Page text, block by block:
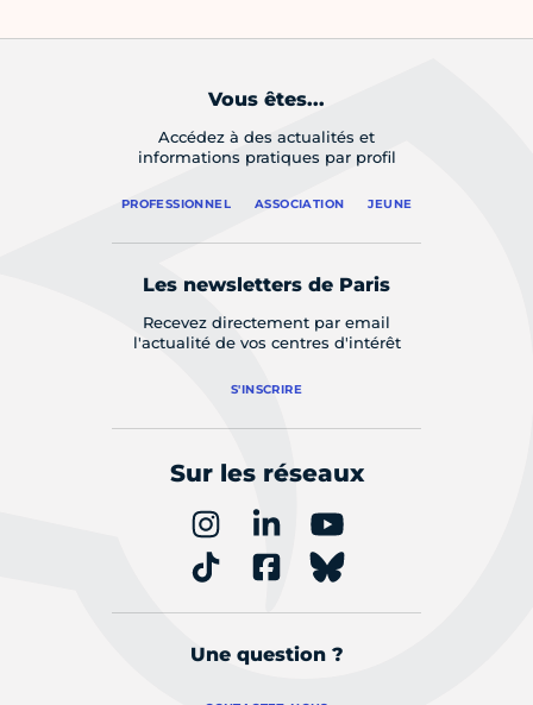
Vous êtes...
Accédez à des actualités et
informations pratiques par profil
PROFESSIONNEL ASSOCIATION JEUNE
Les newsletters de Paris
Recevez directement par email
l'actualité de vos centres d'intérêt
S'INSCRIRE
Sur les réseaux
Une question ?